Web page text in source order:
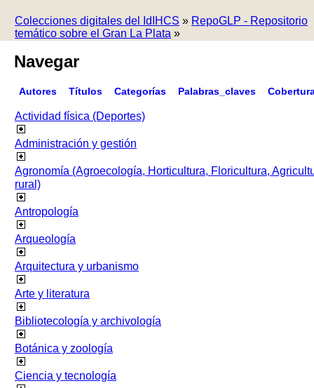
Colecciones digitales del IdIHCS » RepoGLP - Repositorio
temático sobre el Gran La Plata »
Navegar
Autores Títulos Categorías Palabras_claves
Actividad física (Deportes)
Administración y gestión
Agronomía (Agroecología, Horticultura, Floricultura,
rural)
Antropología
Arqueología
Arquitectura y urbanismo
Arte y literatura
Bibliotecología y archivología
Botánica y zoología
Ciencia y tecnología